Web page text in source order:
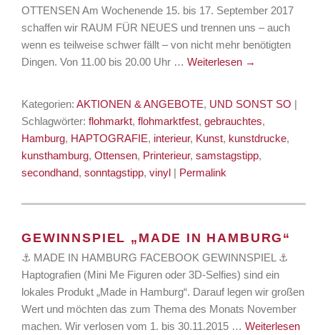
OTTENSEN Am Wochenende 15. bis 17. September 2017
schaffen wir RAUM FÜR NEUES und trennen uns – auch
wenn es teilweise schwer fällt – von nicht mehr benötigten
Dingen. Von 11.00 bis 20.00 Uhr …Weiterlesen →
Kategorien:AKTIONEN & ANGEBOTE, UND SONST SO |
Schlagwörter:flohmarkt,flohmarktfest,gebrauchtes,
Hamburg, HAPTOGRAFIE, interieur, Kunst, kunstdrucke,
kunsthamburg,Ottensen, Printerieur,samstagstipp,
secondhand,sonntagstipp,vinyl | Permalink
GEWINNSPIEL „MADE IN HAMBURG“
⚓ MADE IN HAMBURG FACEBOOK GEWINNSPIEL ⚓
Haptografien (Mini Me Figuren oder 3D-Selfies) sind ein
lokales Produkt „Made in Hamburg“. Darauf legen wir großen
Wert und möchten das zum Thema des Monats November
machen. Wir verlosen vom 1. bis 30.11.2015 …Weiterlesen